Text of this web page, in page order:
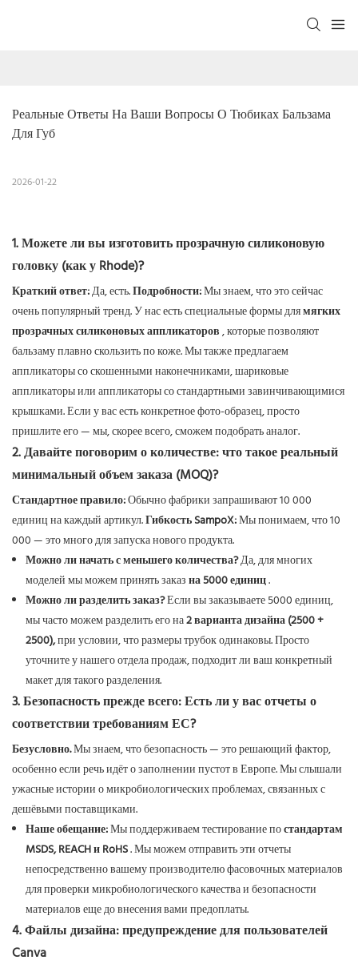
Реальные Ответы На Ваши Вопросы О Тюбиках Бальзама
Для Губ
2026-01-22
1. Можете ли вы изготовить прозрачную силиконовую
головку (как у Rhode)?
Краткий ответ:Да, есть.Подробности:Мы знаем, что это сейчас
очень популярный тренд. У нас есть специальные формы длямягких
прозрачных силиконовых аппликаторов, которые позволяют
бальзаму плавно скользить по коже. Мы также предлагаем
аппликаторы со скошенными наконечниками, шариковые
аппликаторы или аппликаторы со стандартными завинчивающимися
крышками. Если у вас есть конкретное фото-образец, просто
пришлите его — мы, скорее всего, сможем подобрать аналог.
2. Давайте поговорим о количестве: что такое реальный
минимальный объем заказа (MOQ)?
Стандартное правило:Обычно фабрики запрашивают 10 000
единиц на каждый артикул.Гибкость SampoX:Мы понимаем, что 10
000 — это много для запуска нового продукта.
Можно ли начать с меньшего количества?Да, для многих
моделей мы можем принять заказна 5000 единиц.
Можно ли разделить заказ?Если вы заказываете 5000 единиц,
мы часто можем разделить его на2 варианта дизайна (2500 +
2500),при условии, что размеры трубок одинаковы. Просто
уточните у нашего отдела продаж, подходит ли ваш конкретный
макет для такого разделения.
3. Безопасность прежде всего: Есть ли у вас отчеты о
соответствии требованиям ЕС?
Безусловно.Мы знаем, что безопасность — это решающий фактор,
особенно если речь идёт о заполнении пустот в Европе. Мы слышали
ужасные истории о микробиологических проблемах, связанных с
дешёвыми поставщиками.
Наше обещание:Мы поддерживаем тестирование постандартам
MSDS, REACH и RoHS. Мы можем отправить эти отчеты
непосредственно вашему производителю фасовочных материалов
для проверки микробиологического качества и безопасности
материалов еще до внесения вами предоплаты.
4. Файлы дизайна: предупреждение для пользователей
Canva